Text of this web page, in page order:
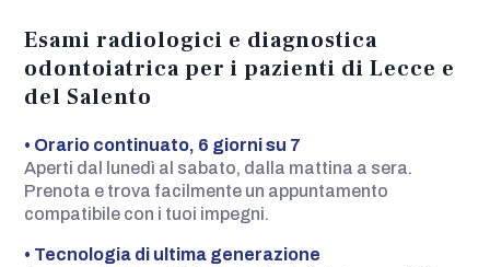
Esami radiologici e diagnostica
odontoiatrica per i pazienti di Lecce e
del Salento
• Orario continuato, 6 giorni su 7
Aperti dal lunedì al sabato, dalla mattina a sera.
Prenota e trova facilmente un appuntamento
compatibile con i tuoi impegni.
• Tecnologia di ultima generazione